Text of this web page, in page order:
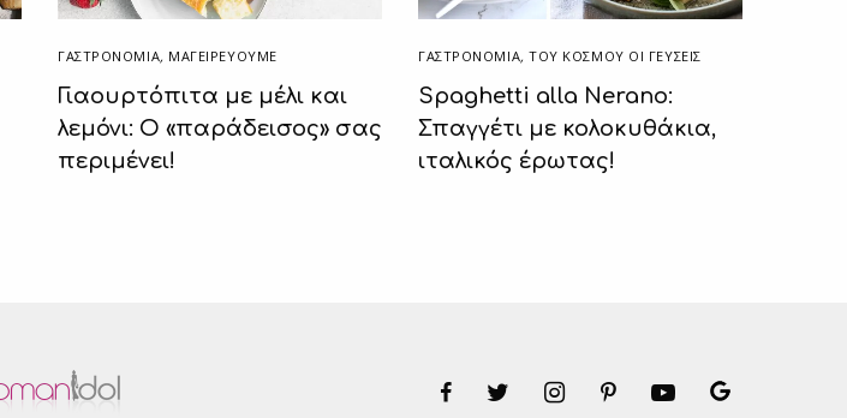
ΓΑΣΤΡΟΝΟΜΙΑ, ΜΑΓΕΙΡΕΎΟΥΜΕ
Γιαουρτόπιτα με μέλι και
λεμόνι: Ο «παράδεισος» σας
περιμένει!
ΓΑΣΤΡΟΝΟΜΙΑ,ΤΟΥ ΚΌΣΜΟΥ ΟΙ ΓΕΎΣΕΙΣ
Spaghetti alla Nerano:
Σπαγγέτι με κολοκυθάκια,
ιταλικός έρωτας!